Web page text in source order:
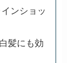
ンショッ
髪にも効